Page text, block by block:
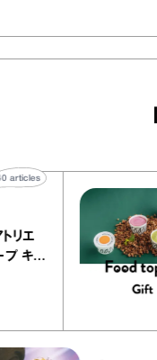
ー アトリエ
クレープ キャ
40 articles